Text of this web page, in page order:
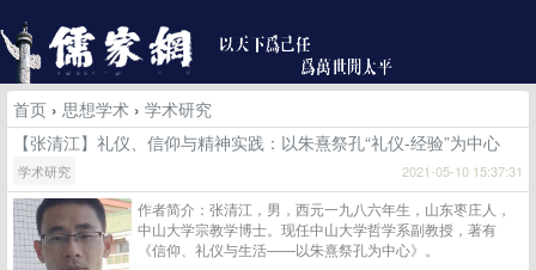
首页 › 思想学术 › 学术研究
【张清江】礼仪、信仰与精神实践：以朱熹祭孔“礼仪-经验”为中心
学术研究 2021-05-10 15:37:31
作者简介：张清江，男，西元一九八六年生，山东枣庄人，
中山大学宗教学博士。现任中山大学哲学系副教授，著有
《信仰、礼仪与生活——以朱熹祭孔为中心》。